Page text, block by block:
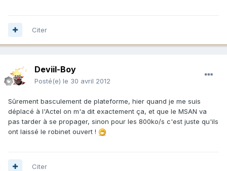
Citer
Deviil-Boy
Posté(e) le 30 avril 2012
Sûrement basculement de plateforme, hier quand je me suis
déplacé à l'Actel on m'a dit exactement ça, et que le MSAN va
pas tarder à se propager, sinon pour les 800ko/s c'est juste qu'ils
ont laissé le robinet ouvert !
Citer